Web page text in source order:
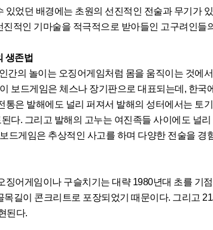
었던 배경에는 초원의 선진적인 전술과 무기가
적인 기마술을 적극적으로 받아들인 고구려인들
법
간의 놀이는 오징어게임처럼 몸을 움직이는 것에
보드게임은 체스나 장기판으로 대표되는데, 한국
통은 발해에도 널리 퍼져서 발해의 성터에서는 토
다. 그리고 발해의 고누는 여진족들 사이에도 널리
드게임은 추상적인 사고를 하며 다양한 전술을 경
어게임이나 구슬치기는 대략 1980년대 초를 기
길이 콘크리트로 포장되었기 때문이다. 그리고 21
된다.